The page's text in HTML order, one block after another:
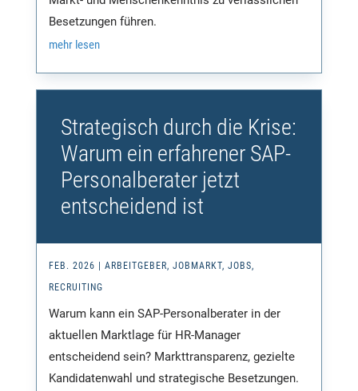
Besetzungen führen.
mehr lesen
Strategisch durch die Krise:
Warum ein erfahrener SAP-
Personalberater jetzt
entscheidend ist
FEB. 2026 | ARBEITGEBER, JOBMARKT, JOBS,
RECRUITING
Warum kann ein SAP-Personalberater in der
aktuellen Marktlage für HR-Manager
entscheidend sein? Markttransparenz, gezielte
Kandidatenwahl und strategische Besetzungen.